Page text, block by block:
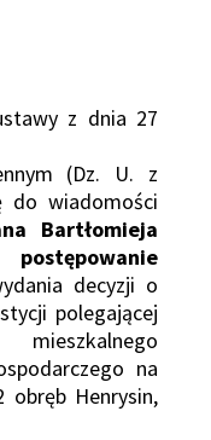
z dnia 27
(Dz. U. z
do wiadomości
Bartłomieja
decyzji o
polegającej
na
obręb Henrysin,